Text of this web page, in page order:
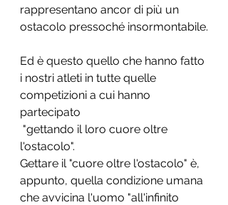
rappresentano ancor di più un
ostacolo pressoché insormontabile.
Ed è questo quello che hanno fatto
i nostri atleti in tutte quelle
competizioni a cui hanno
partecipato
l'ostacolo".
Gettare il "cuore oltre l'ostacolo" è,
appunto, quella condizione umana
che avvicina l'uomo "all'infinito